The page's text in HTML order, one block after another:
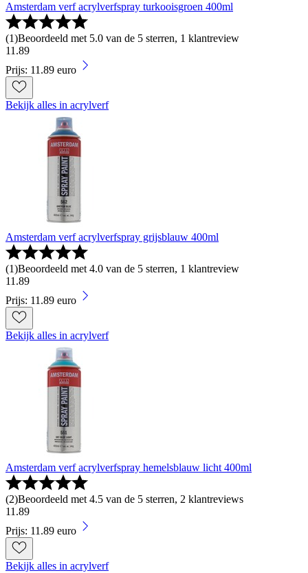
Amsterdam verf acrylverfspray turkooisgroen 400ml
(1)Beoordeeld met 5.0 van de 5 sterren, 1 klantreview
11 .89
Prijs: 11.89 euro
Bekijk alles in acrylverf
Amsterdam verf acrylverfspray grijsblauw 400ml
(1)Beoordeeld met 4.0 van de 5 sterren, 1 klantreview
11 .89
Prijs: 11.89 euro
Bekijk alles in acrylverf
Amsterdam verf acrylverfspray hemelsblauw licht 400ml
(2)Beoordeeld met 4.5 van de 5 sterren, 2 klantreviews
11 .89
Prijs: 11.89 euro
Bekijk alles in acrylverf